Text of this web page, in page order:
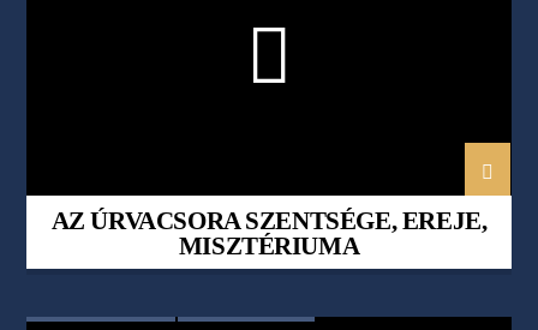
AZ ÚRVACSORA SZENTSÉGE, EREJE,
MISZTÉRIUMA